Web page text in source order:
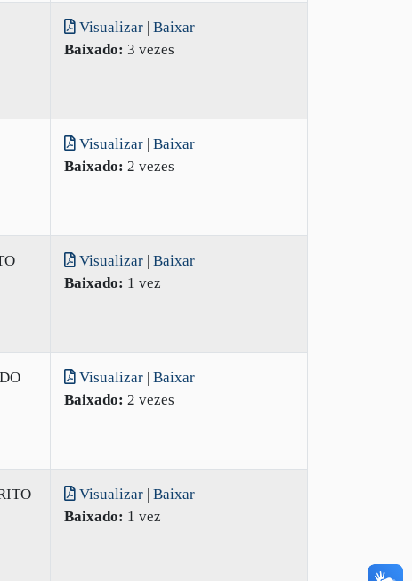
Visualizar | Baixar
Baixado: 3 vezes
Visualizar | Baixar
Baixado: 2 vezes
Visualizar | Baixar
Baixado: 1 vez
Visualizar | Baixar
Baixado: 2 vezes
Visualizar | Baixar
Baixado: 1 vez